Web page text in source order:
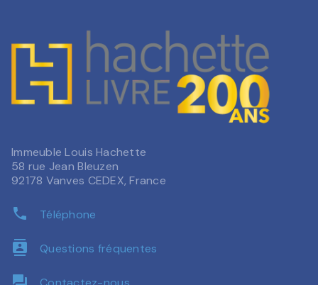
Immeuble Louis Hachette
58 rue Jean Bleuzen
92178 Vanves CEDEX, France
phone Téléphone
contacts Questions fréquentes
question_answer